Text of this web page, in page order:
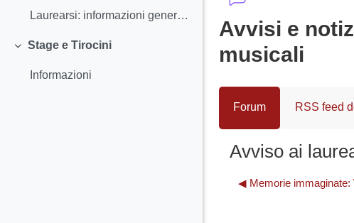
Laurearsi: informazioni generali Istruzioni sulla...
Minimizza
Stage e Tirocini
Informazioni
Avvisi e
musicali
Forum RSS feed
Avviso ai
◀︎ Memorie immaginate: